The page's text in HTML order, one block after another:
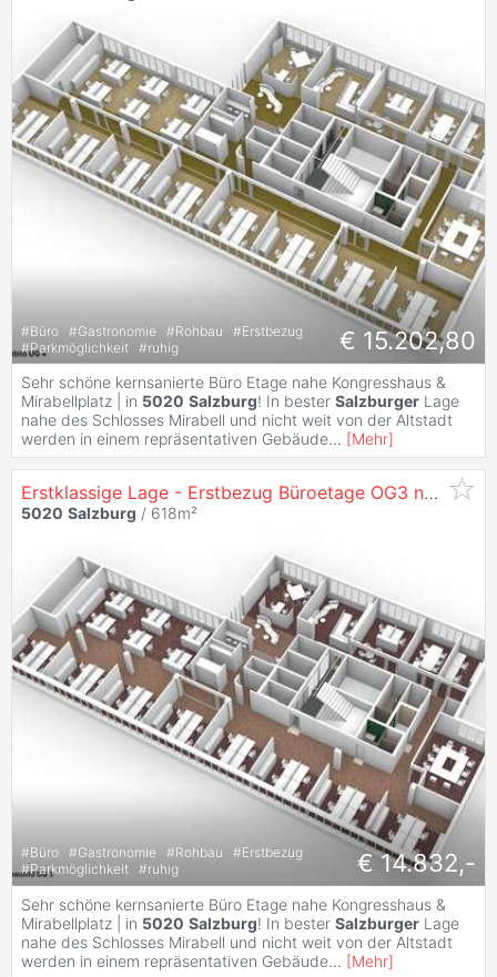
#Büro #Gastronomie #Rohbau #Erstbezug
#Parkmöglichkeit #ruhig € 15.202,80
Sehr schöne kernsanierte Büro Etage nahe Kongresshaus &
Mirabellplatz | in 5020 Salzburg! In bester Salzburger Lage
nahe des Schlosses Mirabell und nicht weit von der Altstadt
werden in einem repräsentativen Gebäude... [Mehr]
Erstklassige Lage - Erstbezug Büroetage OG3 nach Sanierung in
5020 Salzburg / 618m²
#Büro #Gastronomie #Rohbau #Erstbezug
#Parkmöglichkeit #ruhig € 14.832,-
Sehr schöne kernsanierte Büro Etage nahe Kongresshaus &
Mirabellplatz | in 5020 Salzburg! In bester Salzburger Lage
nahe des Schlosses Mirabell und nicht weit von der Altstadt
werden in einem repräsentativen Gebäude... [Mehr]